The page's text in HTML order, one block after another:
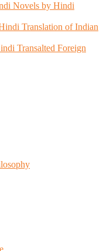
Novels by Hindi
Hindi Translation of Indian
Transalted Foreign